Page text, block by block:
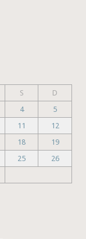
S
D
4
5
11
12
18
19
25
26